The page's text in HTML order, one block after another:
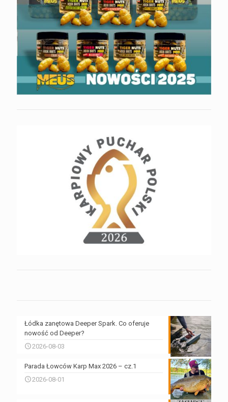
Łódka zanętowa Deeper Spark. Co oferuje
nowość od Deeper?
2026-08-03
Parada Łowców Karp Max 2026 – cz.1
2026-08-01